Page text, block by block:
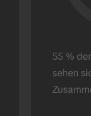
55 %
sehen